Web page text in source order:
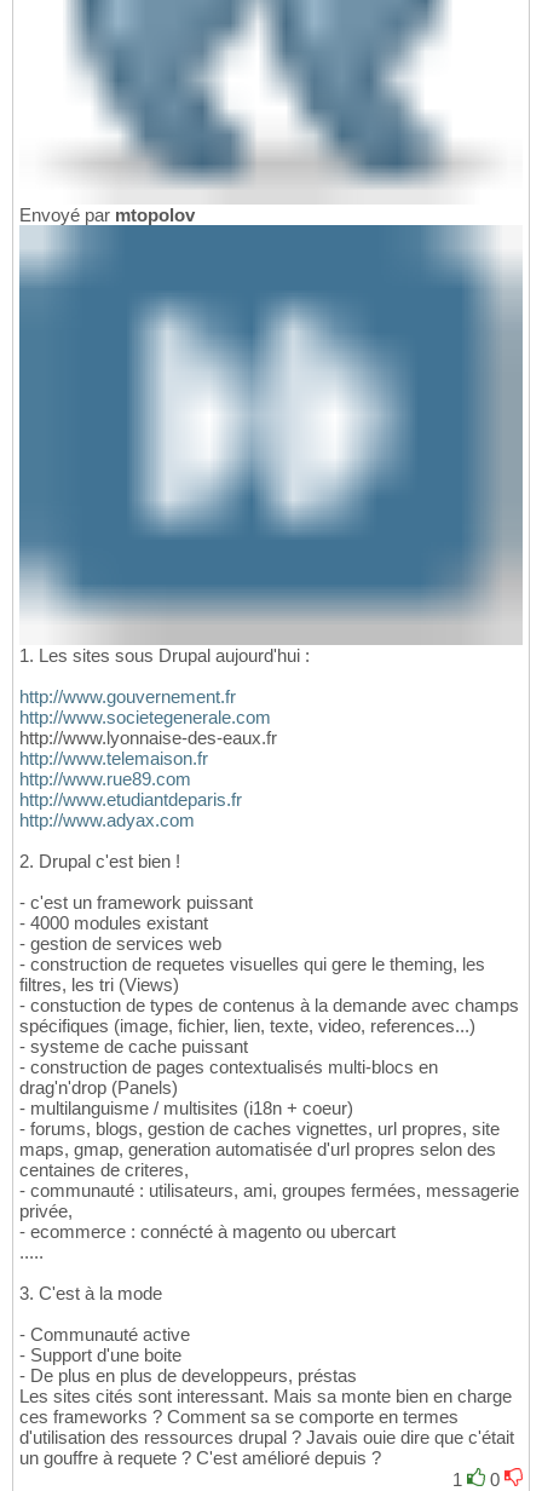
Envoyé par mtopolov
1. Les sites sous Drupal aujourd'hui :
http://www.gouvernement.fr
http://www.societegenerale.com
http://www.lyonnaise-des-eaux.fr
http://www.telemaison.fr
http://www.rue89.com
http://www.etudiantdeparis.fr
http://www.adyax.com
2. Drupal c'est bien !
- c'est un framework puissant
- 4000 modules existant
- gestion de services web
- construction de requetes visuelles qui gere le theming, les
filtres, les tri (Views)
- constuction de types de contenus à la demande avec champs
spécifiques (image, fichier, lien, texte, video, references...)
- systeme de cache puissant
- construction de pages contextualisés multi-blocs en
drag'n'drop (Panels)
- multilanguisme / multisites (i18n + coeur)
- forums, blogs, gestion de caches vignettes, url propres, site
maps, gmap, generation automatisée d'url propres selon des
centaines de criteres,
- communauté : utilisateurs, ami, groupes fermées, messagerie
privée,
- ecommerce : connécté à magento ou ubercart
.....
3. C'est à la mode
- Communauté active
- Support d'une boite
- De plus en plus de developpeurs, préstas
Les sites cités sont interessant. Mais sa monte bien en charge
ces frameworks ? Comment sa se comporte en termes
d'utilisation des ressources drupal ? Javais ouie dire que c'était
un gouffre à requete ? C'est amélioré depuis ?
1
0